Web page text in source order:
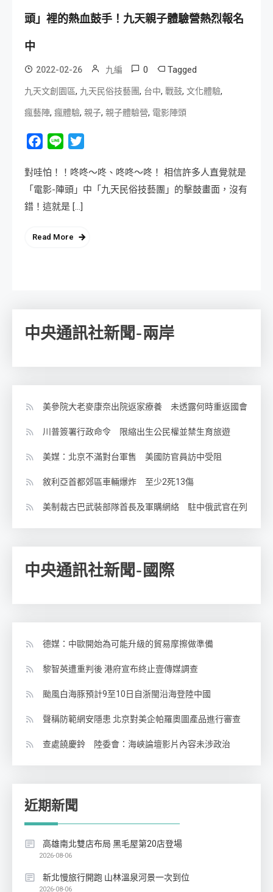
頭」裡的熱血鼓手！九天親子體驗營熱烈報名
中
2022-02-26 九編 0 Tagged
九天文創園區, 九天民俗技藝團, 台中, 戰鼓, 文化體驗,
瘋藝陣, 瘋體驗, 親子, 親子體驗營, 電影陣頭
Facebook
Line
對哇怕！！咚咚～咚、咚咚～咚！ 相信許多人直覺就是
「電影-陣頭」中「九天民俗技藝團」的擊鼓畫面，沒有
錯！這就是 […]
Read More
中央通訊社新聞-兩岸
美參院大老麥康奈出院返家療養 未透露何時重返國會
川普簽署行政命令 限縮出生公民權並禁生育旅遊
美媒：北京不滿對台軍售 美國防官員訪中受阻
敘利亞首都郊區車輛爆炸 至少2死13傷
美制裁古巴武裝部隊首長及軍購網絡 駐中俄武官在列
中央通訊社新聞-國際
德媒：中歐開始為可能升級的貿易摩擦做準備
黎智英遭重判後 港府宣布終止壹傳媒調查
颱風白海豚預計9至10日自浙閩沿海登陸中國
聲稱防範網安隱患 北京對美企帕羅奧圖產品進行審查
查處饒慶鈴 陸委會：海峽論壇影片內容未涉政治
近期新聞
高雄南北雙店布局 黑毛屋第20店登場
2026-08-06
新北慢旅行開跑 山林溫泉河景一次到位
2026-08-06